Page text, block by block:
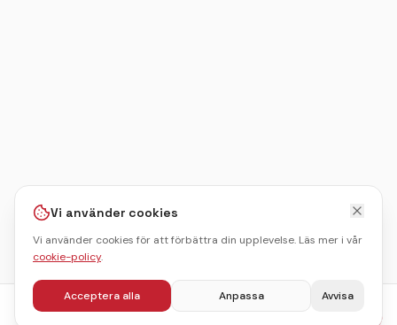
fr.395kr/pers Boka julbord
Vi använder cookies
Vi använder cookies för att förbättra din upplevelse. Läs mer i vår
cookie-policy.
Acceptera alla Anpassa Avvisa